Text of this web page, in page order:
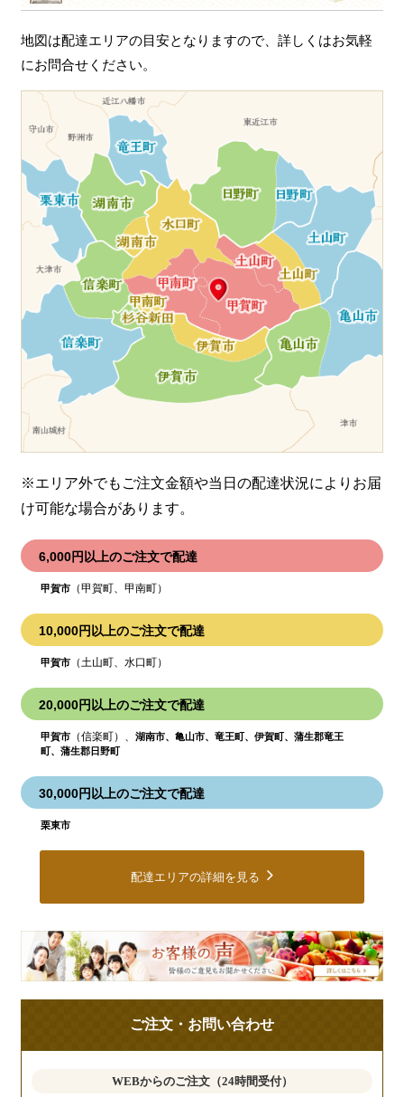
地図は配達エリアの目安となりますので、詳しくはお気軽
にお問合せください。
※エリア外でもご注文金額や当日の配達状況により お届
け可能な場合があります。
6,000円以上のご注文で配達
甲賀市 （甲賀町、甲南町）
10,000円以上のご注文で配達
甲賀市 （土山町、水口町）
20,000円以上のご注文で配達
甲賀市 （信楽町）、湖南市、亀山市、竜王町、伊賀町、蒲生郡竜王
町、蒲生郡日野町
30,000円以上のご注文で配達
栗東市
配達エリアの詳細を見る
皆
様
の
見
ご注文・お問い合わせ
WEBからのご注文（24時間受付）